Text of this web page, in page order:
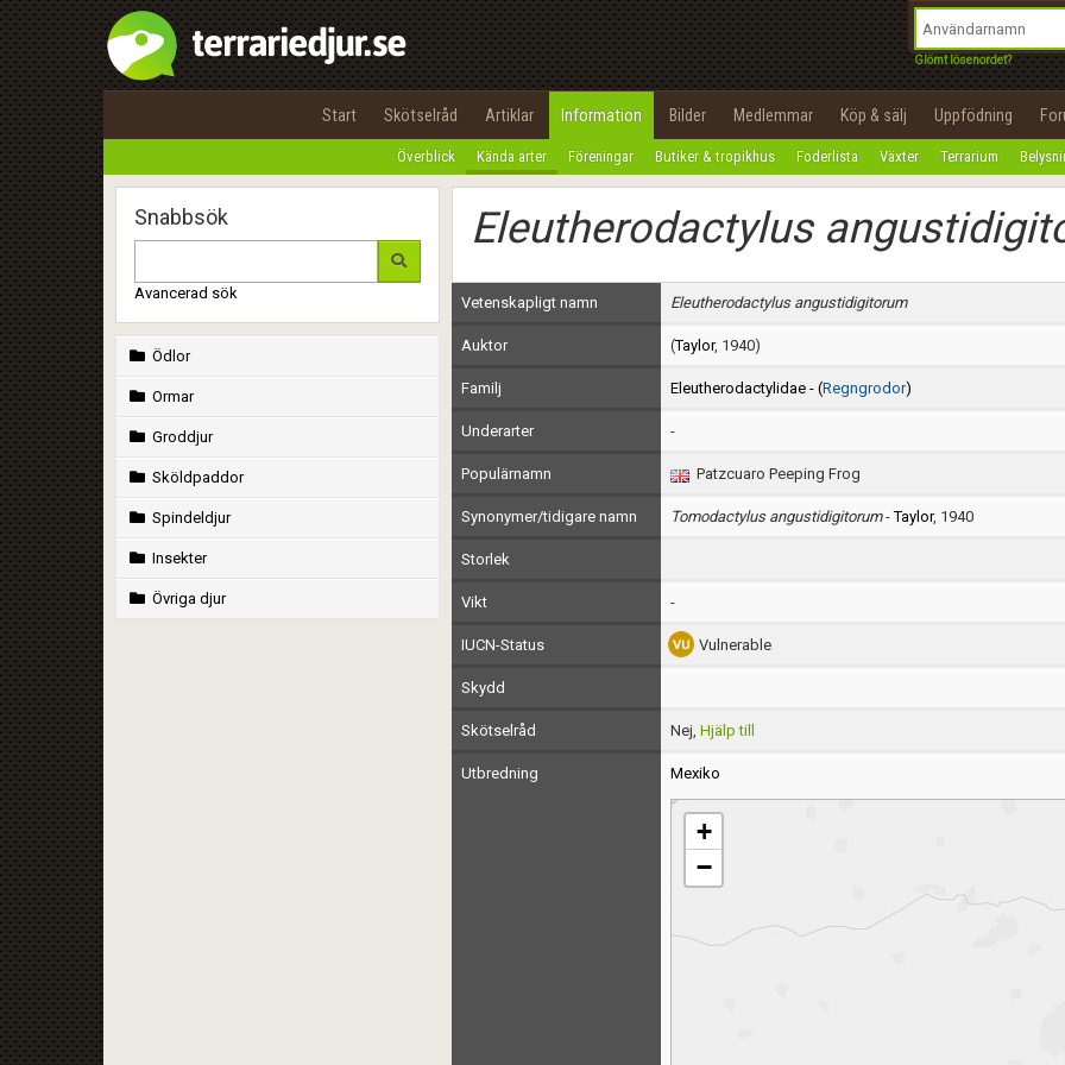
Glömt lösenordet?
Start Skötselråd Artiklar Information Bilder Medlemmar Köp & sälj Uppfödning
Överblick Kända arter Föreningar Butiker & tropikhus Foderlista Växter Terrarium
Snabbsök
Avancerad sök
Ödlor
Ormar
Groddjur
Sköldpaddor
Spindeldjur
Insekter
Övriga djur
Eleutherodactylus
Vetenskapligt namn Eleutherodactylus angustidigitorum
Auktor (Taylor, 1940)
Familj Eleutherodactylidae - (Regngrodor)
Underarter -
Populärnamn Patzcuaro Peeping Frog
Synonymer/tidigare namn Tomodactylus angustidigitorum-Taylor, 1940
Storlek
Vikt -
IUCN-Status Vulnerable
Skydd
Skötselråd Nej, Hjälp till
Utbredning Mexiko
+
−
Utför
100%
OK
integritetspolicy
Namn:
Epost:
Användarnamn:
Lösenord:
Privacy Policy
Terms of Service
Begär nytt lösenord
Tillbaka till förstasidan